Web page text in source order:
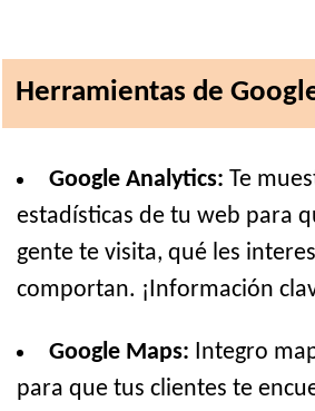
Herramientas de
Google Analytics: Te
estadísticas de tu web para
gente te visita, qué les
comportan. ¡Información
Google Maps: Integro
para que tus clientes te